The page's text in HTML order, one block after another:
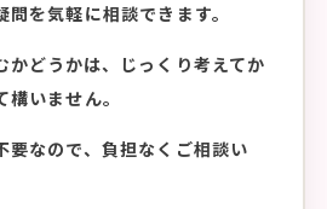
を気軽に相談できます。
かどうかは、じっくり考えてか
いません。
要なので、負担なくご相談い